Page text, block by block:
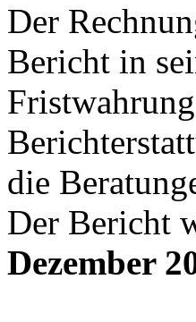
Der
Bericht in
die
Der Bericht
Dezember